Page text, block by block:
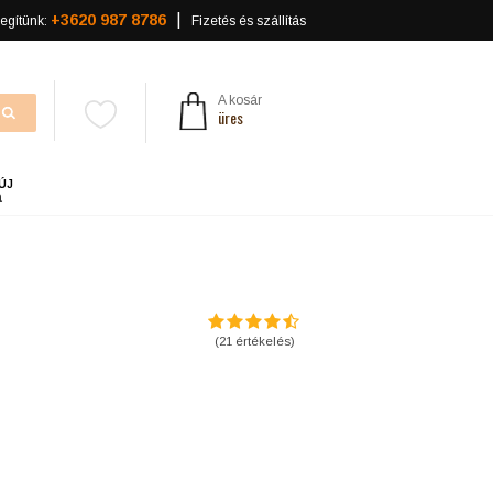
+3620 987 8786 Fizetés és szállítás
A kosár
üres
(21 értékelés)